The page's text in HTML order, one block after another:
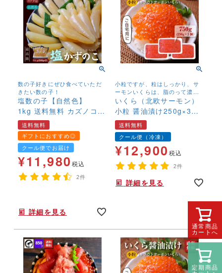
数の子好きにぜひ食べていただ
きたい数の子！
塩数の子【自然色】
1kg 送料無料 カズノコ
かずのこ 無漂白 カナ
ダ産 本チャン 最高級
送料無料
ギフトにおすすめ◎
クール便でお届け
¥11,980 税込
2件
詳細を見る
小粒ですが、粒はしっかり、サ
ーモンいくらは、脂のって濃厚
な味わい 北欧サーモンの鮮度抜
群のいくらです
いくら（北欧サーモン）
小粒 醤油漬け250g×3個
(750g) 【送料無料】
送料無料
クール便（冷凍）
¥12,900 税込
2件
詳細を見る
通常商品
カートへ
定期商品